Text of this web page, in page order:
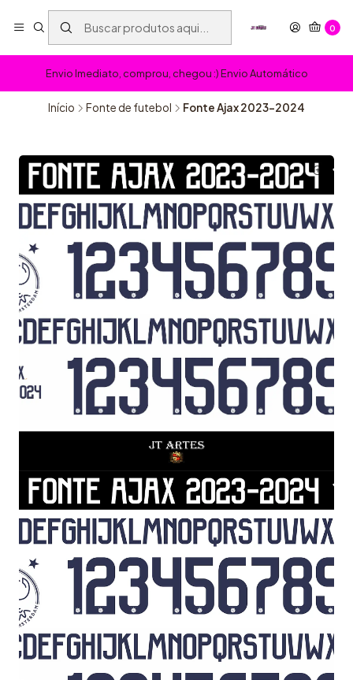
0
Envio Imediato, comprou, chegou :) Envio Automático
Início Fonte de futebol Fonte Ajax 2023-2024